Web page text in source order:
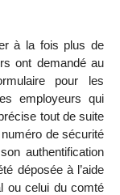
à la fois plus de
ont demandé au
pour les
employeurs qui
tout de suite
de sécurité
authentification
déposée à l’aide
ou celui du comté